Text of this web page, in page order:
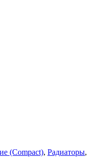
(Compact), Радиаторы,